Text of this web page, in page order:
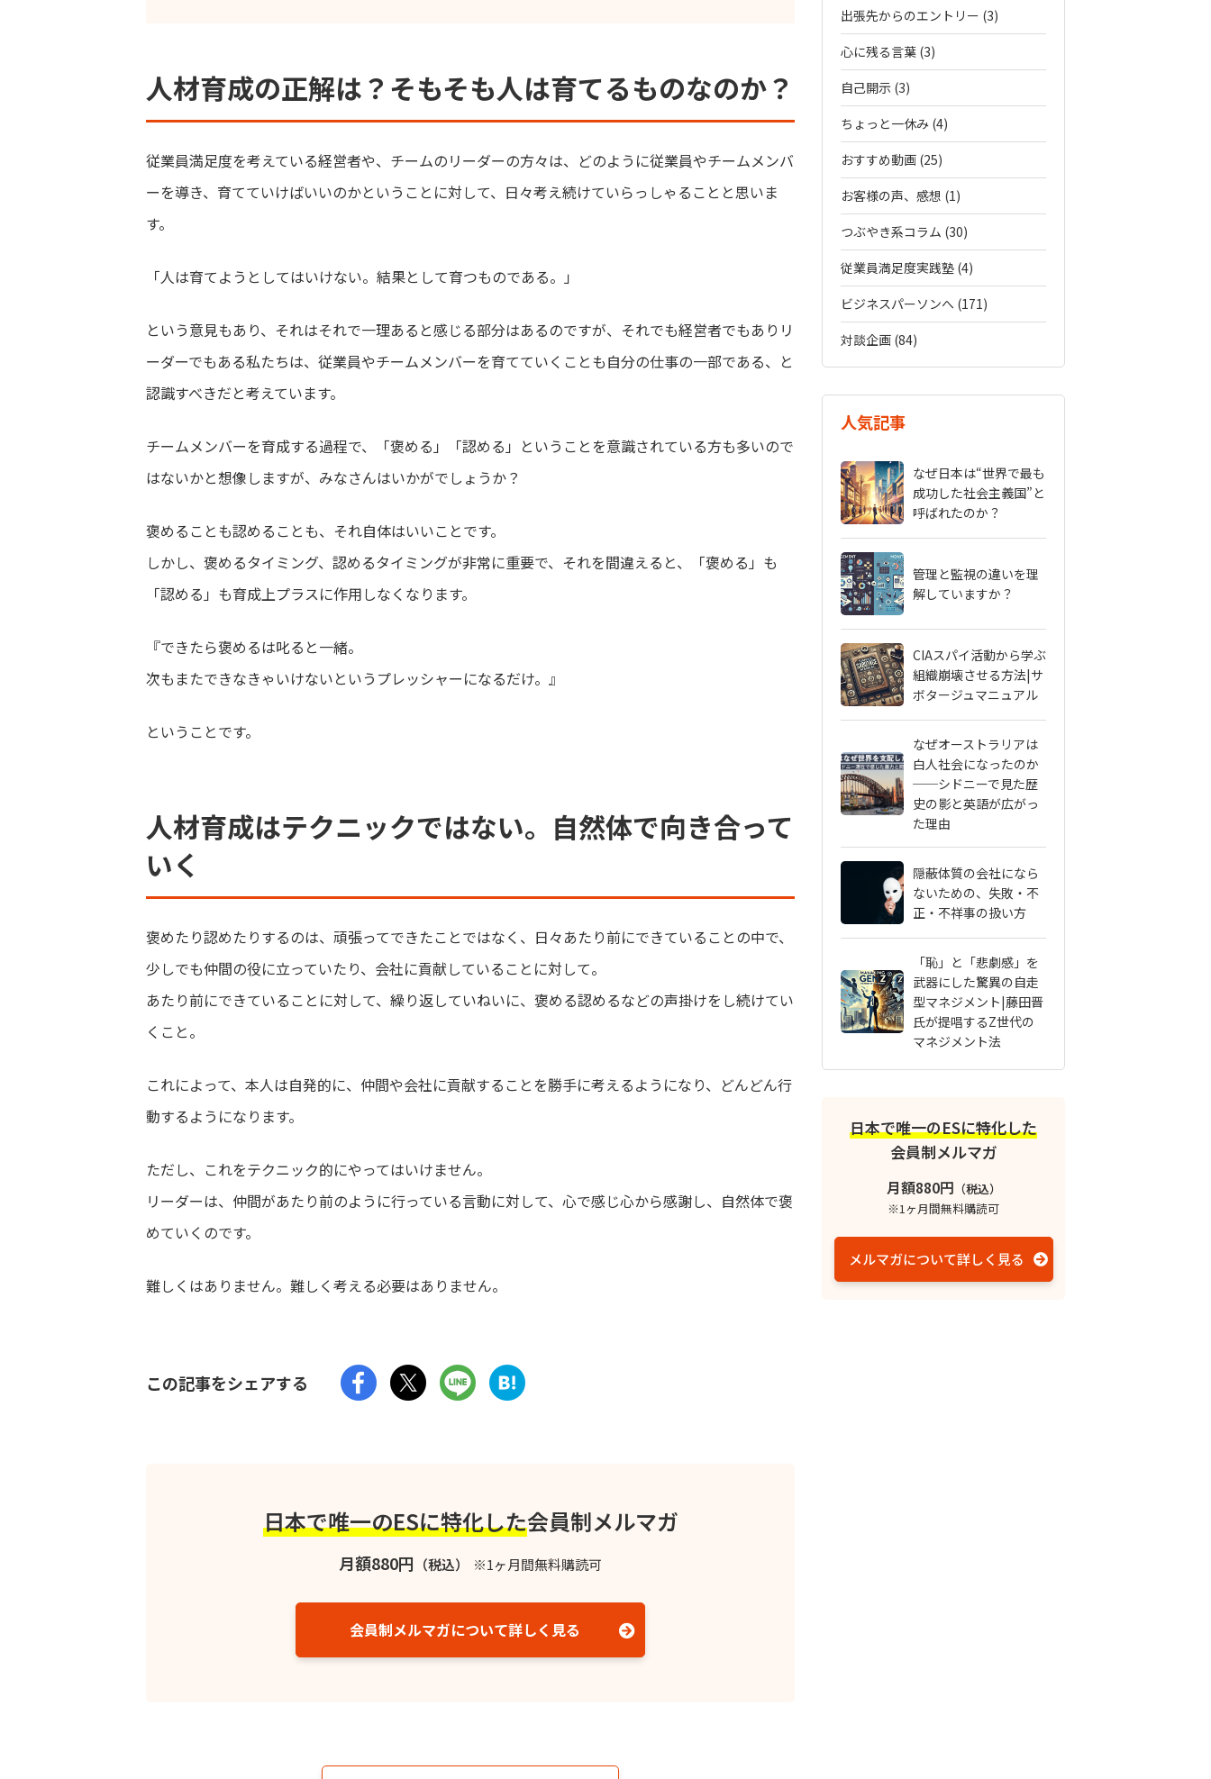
人材育成の正解は？そもそも人は育てるものなのか？
従業員満足度を考えている経営者や、チームのリーダーの方々は、どのように従業員やチームメンバ
ーを導き、育てていけばいいのかということに対して、日々考え続けていらっしゃることと思いま
す。
「人は育てようとしてはいけない。結果として育つものである。」
という意見もあり、それはそれで一理あると感じる部分はあるのですが、それでも経営者でもありリ
ーダーでもある私たちは、従業員やチームメンバーを育てていくことも自分の仕事の一部である、と
認識すべきだと考えています。
チームメンバーを育成する過程で、「褒める」「認める」ということを意識されている方も多いので
はないかと想像しますが、みなさんはいかがでしょうか？
褒めることも認めることも、それ自体はいいことです。
しかし、褒めるタイミング、認めるタイミングが非常に重要で、それを間違えると、「褒める」も
「認める」も育成上プラスに作用しなくなります。
『できたら褒めるは叱ると一緒。
次もまたできなきゃいけないというプレッシャーになるだけ。 』
ということです。
人材育成はテクニックではない。自然体で向き合って
いく
褒めたり認めたりするのは、頑張ってできたことではなく、日々あたり前にできていることの中で、
少しでも仲間の役に立っていたり、会社に貢献していることに対して。
あたり前にできていることに対して、繰り返していねいに、褒める認めるなどの声掛けをし続けてい
くこと。
これによって、本人は自発的に、仲間や会社に貢献することを勝手に考えるようになり、どんどん行
動するようになります。
ただし、これをテクニック的にやってはいけません。
リーダーは、仲間があたり前のように行っている言動に対して、心で感じ心から感謝し、自然体で褒
めていくのです。
難しくはありません。難しく考える必要はありません。
この記事をシェアする
日本で唯一のESに特化した会員制メルマガ
月額880円 （税込） ※1ヶ月間無料購読可
会員制メルマガについて詳しく見る
出張先からのエントリー (3)
心に残る言葉 (3)
自己開示 (3)
ちょっと一休み (4)
おすすめ動画 (25)
お客様の声、感想 (1)
つぶやき系コラム (30)
従業員満足度実践塾 (4)
ビジネスパーソンへ (171)
対談企画 (84)
人気記事
なぜ日本は“世界で最も
成功した社会主義国”と
呼ばれたのか？
管理と監視の違いを理
解していますか？
CIAスパイ活動から学ぶ
組織崩壊させる方法|サ
ボタージュマニュアル
なぜオーストラリアは
白人社会になったのか
──シドニーで見た歴
史の影と英語が広がっ
た理由
隠蔽体質の会社になら
ないための、失敗・不
正・不祥事の扱い方
「恥」と「悲劇感」を
武器にした驚異の自走
型マネジメント|藤田晋
氏が提唱するZ世代の
マネジメント法
日本で唯一のESに特化した
会員制メルマガ
月額880円 （税込）
※1ヶ月間無料購読可
メルマガについて詳しく見る